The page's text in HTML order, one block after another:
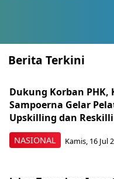
Berita Terkini
NASIONAL
Dukung Korban PHK,
Sampoerna Gelar
Upskilling dan
Kamis, 16 Jul